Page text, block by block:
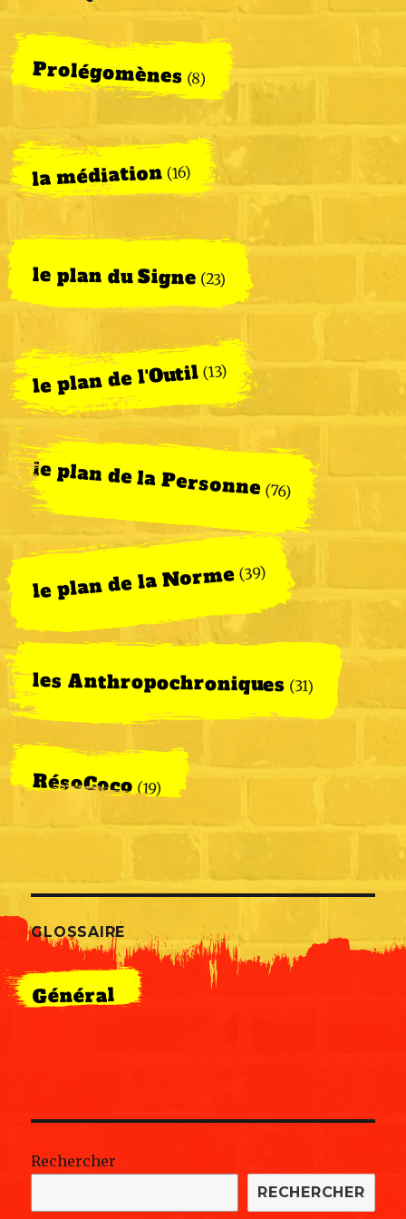
Prolégomènes (8)
la médiation (16)
le plan du Signe (23)
le plan de l'Outil (13)
le plan de la Personne (76)
le plan de la Norme (39)
les Anthropochroniques (31)
RésoCoco(19)
GLOSSAIRE
Général
Rechercher
RECHERCHER